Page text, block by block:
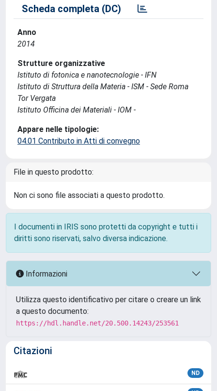
Scheda completa (DC)
Anno
2014
Strutture organizzative
Istituto di fotonica e nanotecnologie - IFN
Istituto di Struttura della Materia - ISM - Sede Roma
Tor Vergata
Istituto Officina dei Materiali - IOM -
Appare nelle tipologie:
04.01 Contributo in Atti di convegno
File in questo prodotto:
Non ci sono file associati a questo prodotto.
I documenti in IRIS sono protetti da copyright e tutti i
diritti sono riservati, salvo diversa indicazione.
Informazioni
Utilizza questo identificativo per citare o creare un link
a questo documento:
https://hdl.handle.net/20.500.14243/253561
Citazioni
ND